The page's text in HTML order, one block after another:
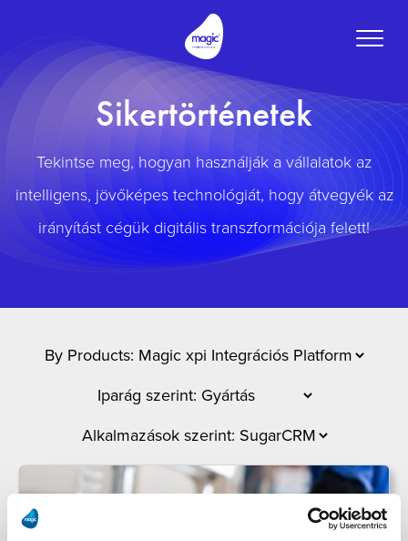
Toggle
Sikertörténetek
Tekintse meg, hogyan használják a vállalatok az
intelligens, jövőképes technológiát, hogy átvegyék az
irányítást cégük digitális transzformációja felett!